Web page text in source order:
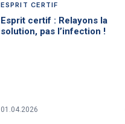
ESPRIT CERTIF
Esprit certif : Relayons la
solution, pas l’infection !
01.04.2026